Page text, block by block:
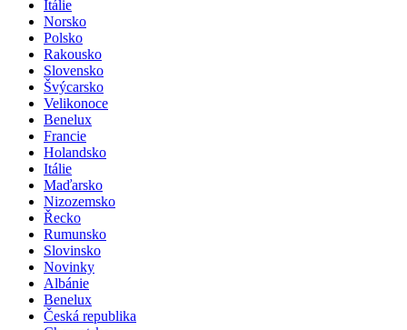
Island
Itálie
Norsko
Polsko
Rakousko
Slovensko
Švýcarsko
Velikonoce
Benelux
Francie
Holandsko
Itálie
Maďarsko
Nizozemsko
Řecko
Rumunsko
Slovinsko
Novinky
Albánie
Benelux